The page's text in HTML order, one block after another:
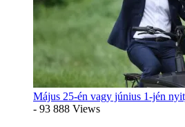
Május 25-én vagy június 1-jén
- 93 888 Views